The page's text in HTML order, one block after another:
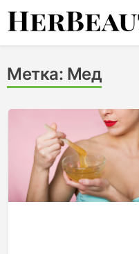
Skip
Метка: Мед